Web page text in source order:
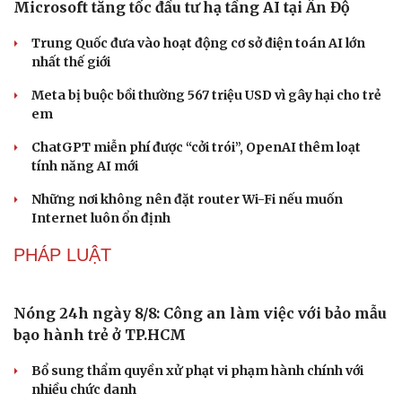
Du lịch biển Việt Nam: Muốn bứt phá phải vượt khỏi lợi
thế tự nhiên
Khách quốc tế đến Việt Nam 7 tháng 2026: Những con
số nổi bật
CÔNG NGHỆ
Microsoft tăng tốc đầu tư hạ tầng AI tại Ấn Độ